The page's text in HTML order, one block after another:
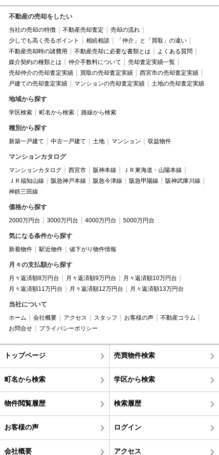
不動産の売却をしたい
当社の売却の特徴 不動産売却査定
売却の流れ
少しでも高く売るポイント
相続相談
「仲介」と「買取」の違い
不動産売却時の諸費用
不動産売却に必要な書類とは
よくある質問
媒介契約の種類とは
仲介手数料について
売却査定実績一覧
売却仲介の売却査定実績
買取の売却査定実績
西宮市の売却査定実績
戸建ての売却査定実績
マンションの売却査定実績 土地の売却査定実績
地域から探す
学区検索 町名から検索 路線から検索
種別から探す
新築一戸建て 中古一戸建て 土地 マンション 収益物件
マンションカタログ
マンションカタログ 西宮市 阪神本線
ＪＲ東海道・山陽本線
ＪＲ福知山線
阪急神戸本線 阪急今津線 阪急甲陽線
阪神武庫川線
神鉄三田線
価格から探す
2000万円台 3000万円台 4000万円台 5000万円台
気になる条件から探す
新着物件 駅近物件 値下がり物件情報
月々の支払額から探す
月々返済額8万円台 月々返済額9万円台
月々返済額10万円台
月々返済額11万円台
月々返済額12万円台 月々返済額13万円台
当社について
ホーム 会社概要 アクセス スタッフ お客様の声
不動産コラム
お問合せ
プライバシーポリシー
トップページ 売買物件検索
町名から検索 学区から検索
物件閲覧履歴 検索履歴
お客様の声 ログイン
会社概要 アクセス